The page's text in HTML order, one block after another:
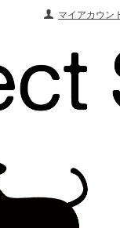
マイアカウン